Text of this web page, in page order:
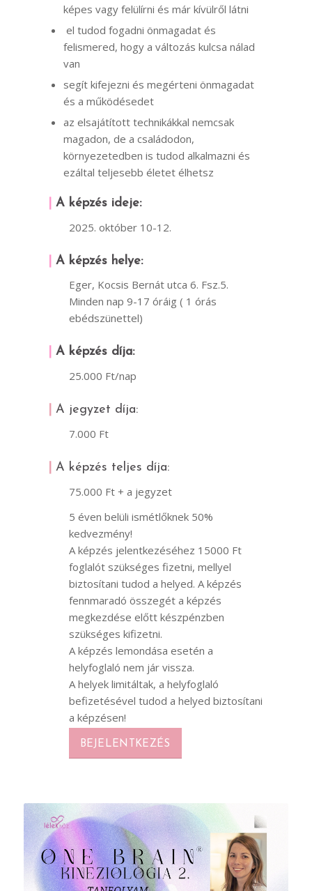
képes vagy felülírni és már kívülről látni
el tudod fogadni önmagadat és
felismered, hogy a változás kulcsa nálad
van
segít kifejezni és megérteni önmagadat
és a működésedet
az elsajátított technikákkal nemcsak
magadon, de a családodon,
környezetedben is tudod alkalmazni és
ezáltal teljesebb életet élhetsz
A képzés ideje:
2025. október 10-12.
A képzés helye:
Eger, Kocsis Bernát utca 6. Fsz.5.
Minden nap 9-17 óráig ( 1 órás
ebédszünettel)
A képzés díja:
25.000 Ft/nap
A jegyzet díja:
7.000 Ft
A képzés teljes díja:
75.000 Ft + a jegyzet
5 éven belüli ismétlőknek 50%
kedvezmény!
A képzés jelentkezéséhez 15000 Ft
foglalót szükséges fizetni, mellyel
biztosítani tudod a helyed. A képzés
fennmaradó összegét a képzés
megkezdése előtt készpénzben
szükséges kifizetni.
A képzés lemondása esetén a
helyfoglaló nem jár vissza.
A helyek limitáltak, a helyfoglaló
befizetésével tudod a helyed biztosítani
a képzésen!
BEJELENTKEZÉS